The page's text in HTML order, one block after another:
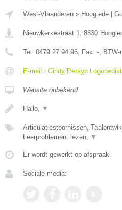
West-Vlaanderen » Hooglede
Nieuwkerkestraat 1 8830
Tel: 0479 27 94 96 , Fax: - , BTW-
E-mail › Cindy Persyn
Website onbekend
Hallo, ▼
Articulatiestoornissen,
Leerproblemen: lezen,
▼
Er wordt gewerkt op afspraak.
Sociale media: